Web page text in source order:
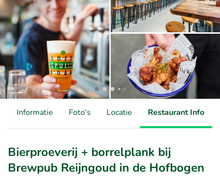
Informatie Foto's Locatie Restaurant Info
Bierproeverij + borrelplank bij
Brewpub Reijngoud in de Hofbogen